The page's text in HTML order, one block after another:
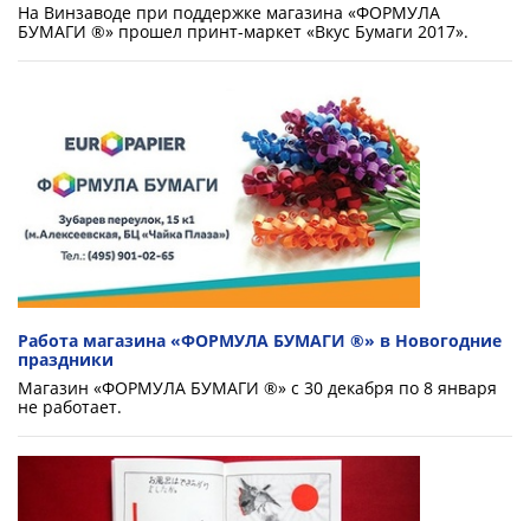
На Винзаводе при поддержке магазина «ФОРМУЛА
БУМАГИ ®» прошел принт-маркет «Вкус Бумаги 2017».
Работа магазина «ФОРМУЛА БУМАГИ ®» в Новогодние
праздники
Магазин «ФОРМУЛА БУМАГИ ®» с 30 декабря по 8 января
не работает.